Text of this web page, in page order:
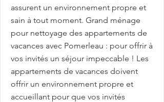
assurent un environnement propre et
sain à tout moment. Grand ménage
pour nettoyage des appartements de
vacances avec Pomerleau : pour offrir à
vos invités un séjour impeccable ! Les
appartements de vacances doivent
offrir un environnement propre et
accueillant pour que vos invités